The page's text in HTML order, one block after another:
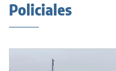
Policiales